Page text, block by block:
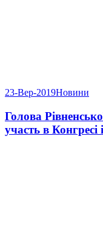
23-Вер-2019Новини
Голова
участь в Конгресі